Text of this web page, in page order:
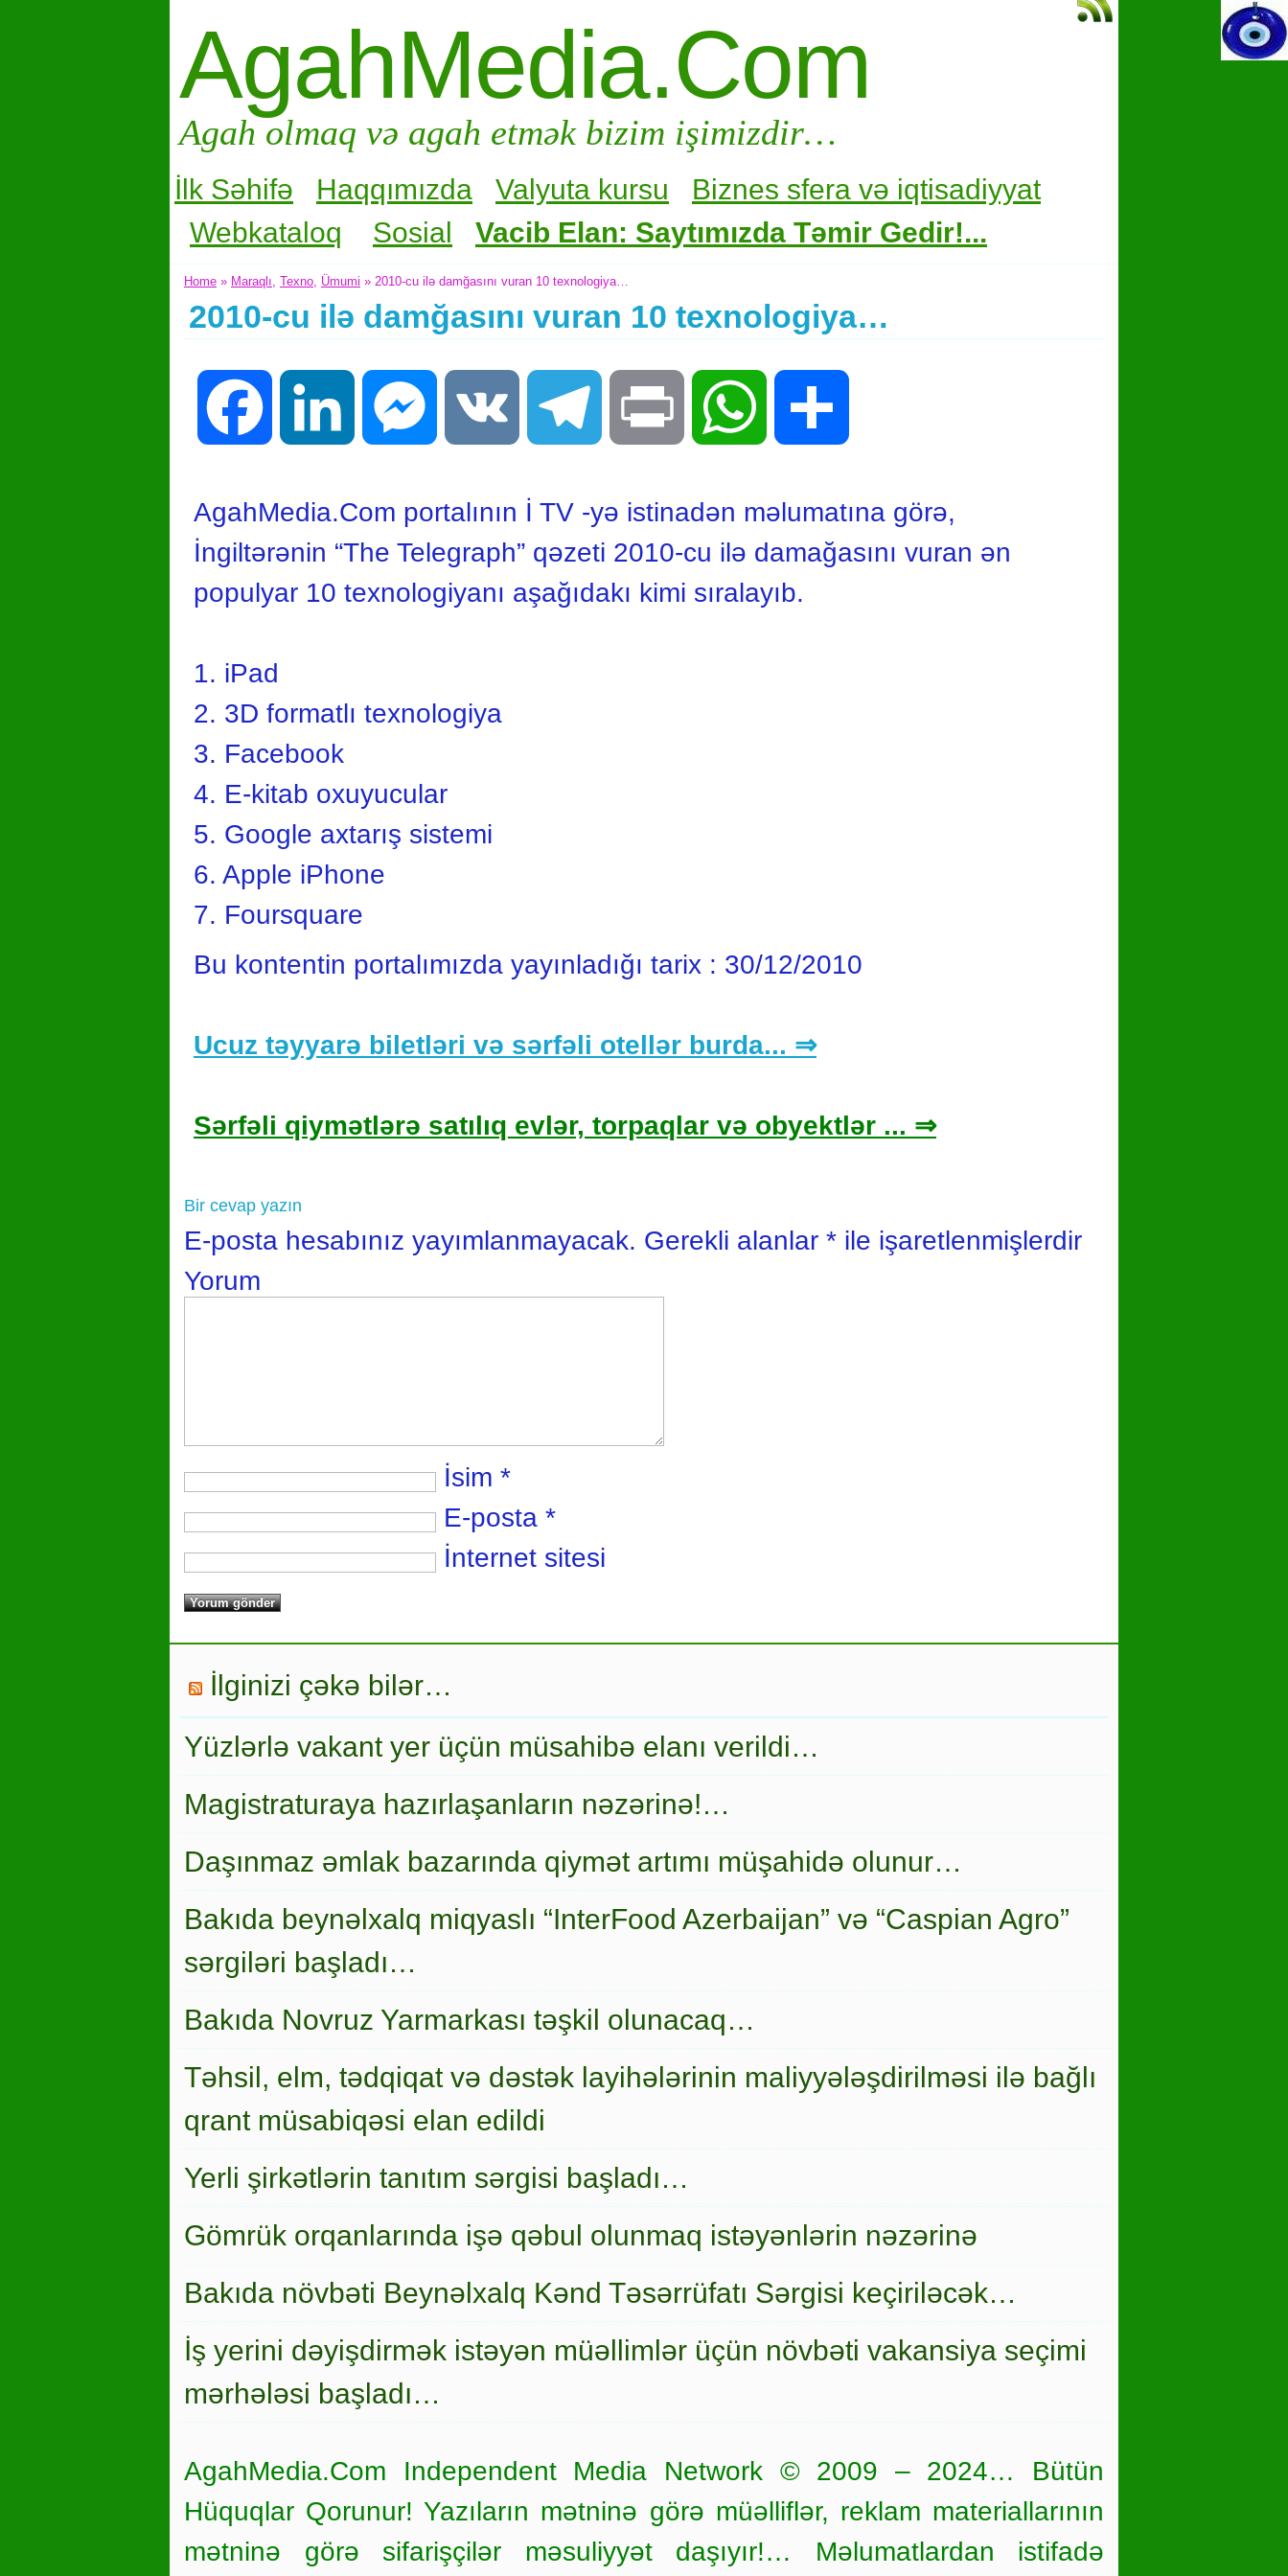
AgahMedia.Com
Agah olmaq və agah etmək bizim işimizdir…
İlk Səhifə Haqqımızda Valyuta kursu Biznes sfera və iqtisadiyyat
Webkataloq
Sosial Vacib Elan: Saytımızda Təmir Gedir!...
Home » Maraqlı Texno Ümumi » 2010-cu ilə damğasını vuran 10 texnologiya…
2010-cu ilə damğasını vuran 10 texnologiya…
Facebook LinkedIn Messenger VK Print WhatsApp
AgahMedia.Com portalının İ TV -yə istinadən məlumatına görə,
İngiltərənin “The Telegraph” qəzeti 2010-cu ilə damağasını vuran ən
populyar 10 texnologiyanı aşağıdakı kimi sıralayıb.
1. iPad
2. 3D formatlı texnologiya
3. Facebook
4. E-kitab oxuyucular
5. Google axtarış sistemi
6. Apple iPhone
7. Foursquare
Bu kontentin portalımızda yayınladığı tarix : 30/12/2010
Ucuz təyyarə biletləri və sərfəli otellər burda... ⇒
Sərfəli qiymətlərə satılıq evlər, torpaqlar və obyektlər ... ⇒
Bir cevap yazın
E-posta hesabınız yayımlanmayacak. Gerekli alanlar * ile işaretlenmişlerdir
Yorum
İsim *
E-posta *
İnternet sitesi
İlginizi çəkə bilər…
Yüzlərlə vakant yer üçün müsahibə elanı verildi…
Magistraturaya hazırlaşanların nəzərinə!…
Daşınmaz əmlak bazarında qiymət artımı müşahidə olunur…
Bakıda beynəlxalq miqyaslı “InterFood Azerbaijan” və “Caspian Agro”
sərgiləri başladı…
Bakıda Novruz Yarmarkası təşkil olunacaq…
Təhsil, elm, tədqiqat və dəstək layihələrinin maliyyələşdirilməsi ilə bağlı
qrant müsabiqəsi elan edildi
Yerli şirkətlərin tanıtım sərgisi başladı…
Gömrük orqanlarında işə qəbul olunmaq istəyənlərin nəzərinə
Bakıda növbəti Beynəlxalq Kənd Təsərrüfatı Sərgisi keçiriləcək…
İş yerini dəyişdirmək istəyən müəllimlər üçün növbəti vakansiya seçimi
mərhələsi başladı…
AgahMedia.Com Independent Media Network © 2009 – 2024… Bütün
Hüquqlar Qorunur! Yazıların mətninə görə müəlliflər, reklam materiallarının
mətninə görə sifarişçilər məsuliyyət daşıyır!… Məlumatlardan istifadə